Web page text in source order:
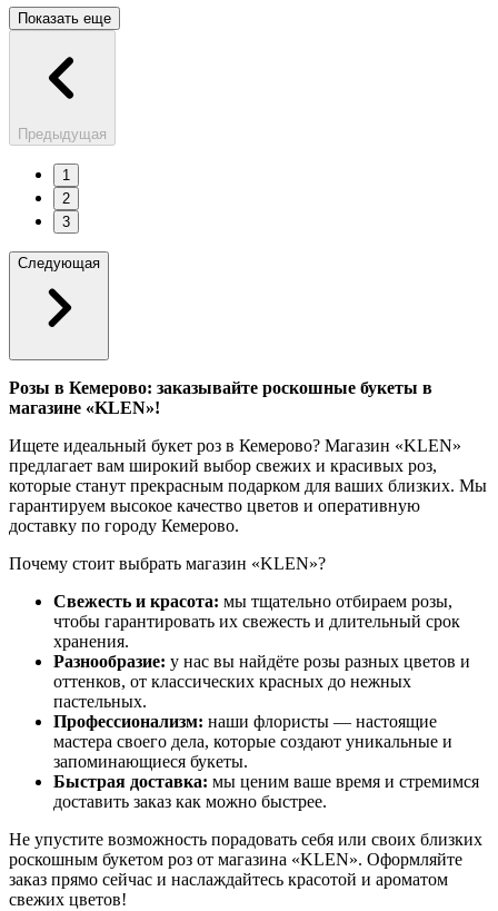
Показать еще
Предыдущая
1
2
3
Следующая
Розы в Кемерово: заказывайте роскошные букеты в
магазине «KLEN»!
Ищете идеальный букет роз в Кемерово? Магазин «KLEN»
предлагает вам широкий выбор свежих и красивых роз,
которые станут прекрасным подарком для ваших близких. Мы
гарантируем высокое качество цветов и оперативную
доставку по городу Кемерово.
Почему стоит выбрать магазин «KLEN»?
Свежесть и красота: мы тщательно отбираем розы,
чтобы гарантировать их свежесть и длительный срок
хранения.
Разнообразие: у нас вы найдёте розы разных цветов и
оттенков, от классических красных до нежных
пастельных.
Профессионализм: наши флористы — настоящие
мастера своего дела, которые создают уникальные и
запоминающиеся букеты.
Быстрая доставка: мы ценим ваше время и стремимся
доставить заказ как можно быстрее.
Не упустите возможность порадовать себя или своих близких
роскошным букетом роз от магазина «KLEN». Оформляйте
заказ прямо сейчас и наслаждайтесь красотой и ароматом
свежих цветов!